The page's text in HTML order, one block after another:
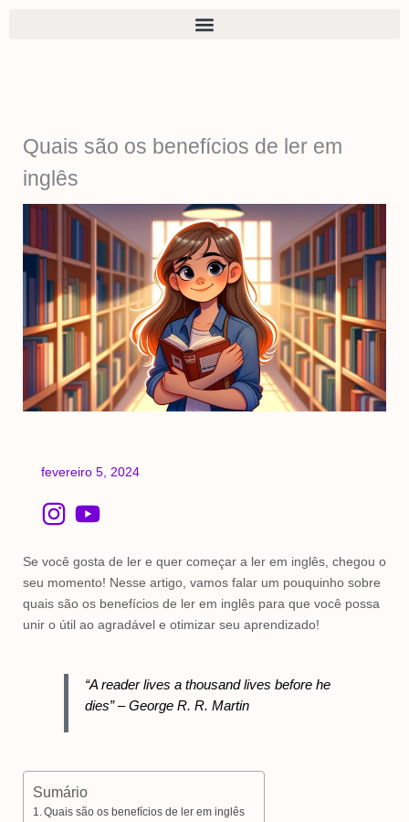
Quais são os benefícios de ler em
inglês
fevereiro 5, 2024
I
s
t
a
Y
u
t
u
Se você gosta de ler e quer começar a ler em inglês, chegou o
seu momento! Nesse artigo, vamos falar um pouquinho sobre
quais são os benefícios de ler em inglês para que você possa
unir o útil ao agradável e otimizar seu aprendizado!
“A reader lives a thousand lives before he
dies” – George R. R. Martin
Sumário
Quais são os benefícios de ler em inglês